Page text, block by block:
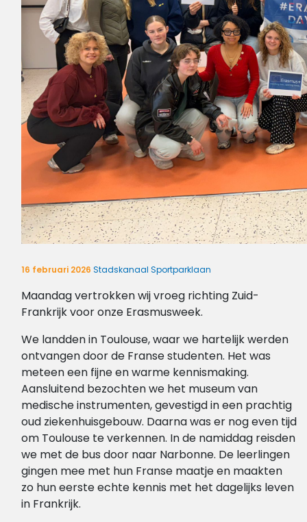
16 februari 2026 Stadskanaal Sportparklaan
Maandag vertrokken wij vroeg richting Zuid-
Frankrijk voor onze Erasmusweek.
We landden in Toulouse, waar we hartelijk werden
ontvangen door de Franse studenten. Het was
meteen een fijne en warme kennismaking.
Aansluitend bezochten we het museum van
medische instrumenten, gevestigd in een prachtig
oud ziekenhuisgebouw. Daarna was er nog even tijd
om Toulouse te verkennen. In de namiddag reisden
we met de bus door naar Narbonne. De leerlingen
gingen mee met hun Franse maatje en maakten
zo hun eerste echte kennis met het dagelijks leven
in Frankrijk.